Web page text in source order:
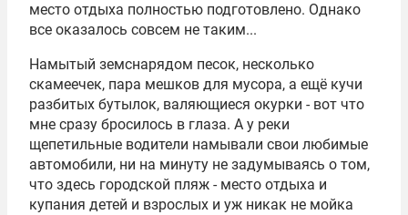
место отдыха полностью подготовлено. Однако
все оказалось совсем не таким...
Намытый земснарядом песок, несколько
скамеечек, пара мешков для мусора, а ещё кучи
разбитых бутылок, валяющиеся окурки - вот что
мне сразу бросилось в глаза. А у реки
щепетильные водители намывали свои любимые
автомобили, ни на минуту не задумываясь о том,
что здесь городской пляж - место отдыха и
купания детей и взрослых и уж никак не мойка